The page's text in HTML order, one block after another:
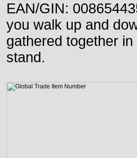
EAN/GIN:
you walk up and
gathered together
stand.